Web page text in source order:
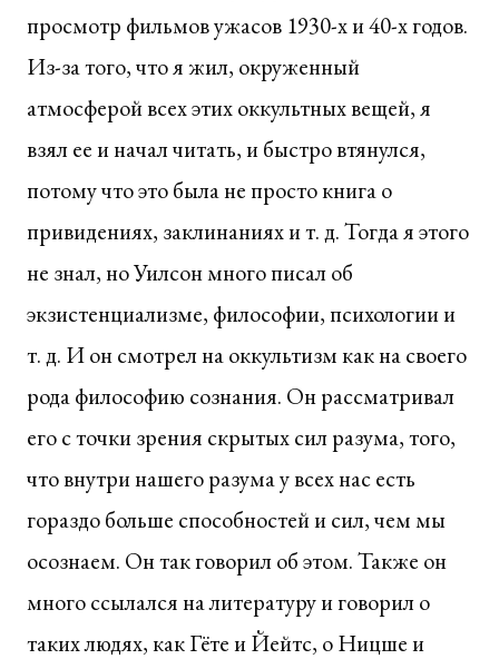
просмотр фильмов ужасов 1930-х и 40-х годов.
Из-за того, что я жил, окруженный
атмосферой всех этих оккультных вещей, я
взял ее и начал читать, и быстро втянулся,
потому что это была не просто книга о
привидениях, заклинаниях и т. д. Тогда я этого
не знал, но Уилсон много писал об
экзистенциализме, философии, психологии и
т. д. И он смотрел на оккультизм как на своего
рода философию сознания. Он рассматривал
его с точки зрения скрытых сил разума, того,
что внутри нашего разума у всех нас есть
гораздо больше способностей и сил, чем мы
осознаем. Он так говорил об этом. Также он
много ссылался на литературу и говорил о
таких людях, как Гёте и Йейтс, о Ницше и